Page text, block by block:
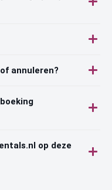
annuleren?
op deze